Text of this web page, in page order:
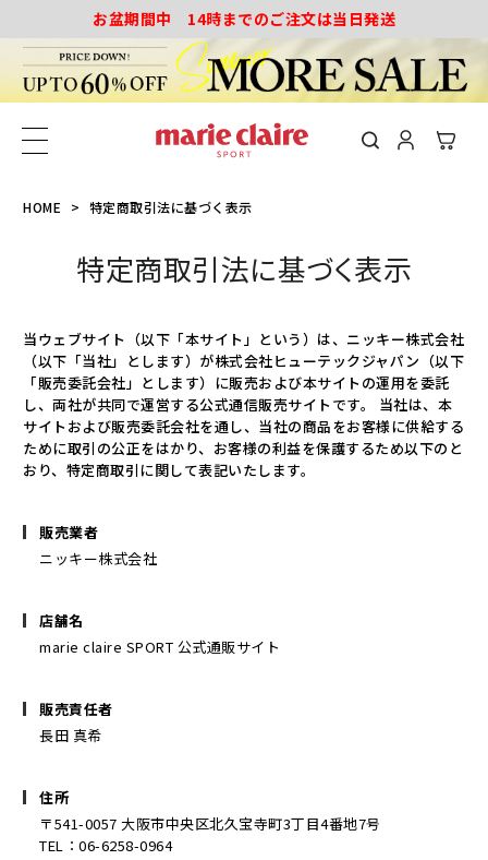
お盆期間中 14時までのご注文は当日発送
HOME 特定商取引法に基づく表示
特定商取引法に基づく表示
当ウェブサイト（以下「本サイト」という）は、ニッキー株式会社
（以下「当社」とします）が株式会社ヒューテックジャパン（以下
「販売委託会社」とします）に販売および本サイトの運用を委託
し、両社が共同で運営する公式通信販売サイトです。 当社は、本
サイトおよび販売委託会社を通し、当社の商品をお客様に供給する
ために取引の公正をはかり、お客様の利益を保護するため以下のと
おり、特定商取引に関して表記いたします。
販売業者
ニッキー株式会社
店舗名
marie claire SPORT 公式通販サイト
販売責任者
長田 真希
住所
〒541-0057 大阪市中央区北久宝寺町3丁目4番地7号
TEL：06-6258-0964